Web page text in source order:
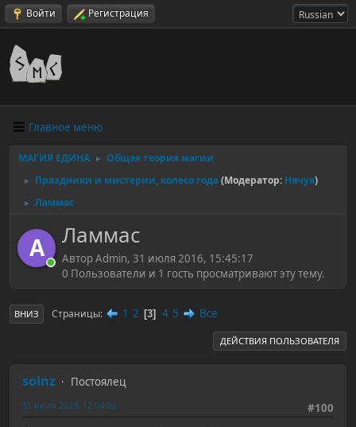
Войти Регистрация
Главное меню
МАГИЯ ЕДИНА ► Общая теория магии
► Праздники и мистерии, колесо года(Модератор: Нячуя)
► Ламмас
A Ламмас
Автор Admin, 31 июля 2016, 15:45:17
0 Пользователи и 1 гость просматривают эту тему.
ВНИЗ Страницы 1 2 3 4 5 Все
ДЕЙСТВИЯ ПОЛЬЗОВАТЕЛЯ
solnz
Постоялец
#100
31 июля 2023, 12:04:00